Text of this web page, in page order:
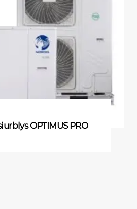
OPTIMUS PRO